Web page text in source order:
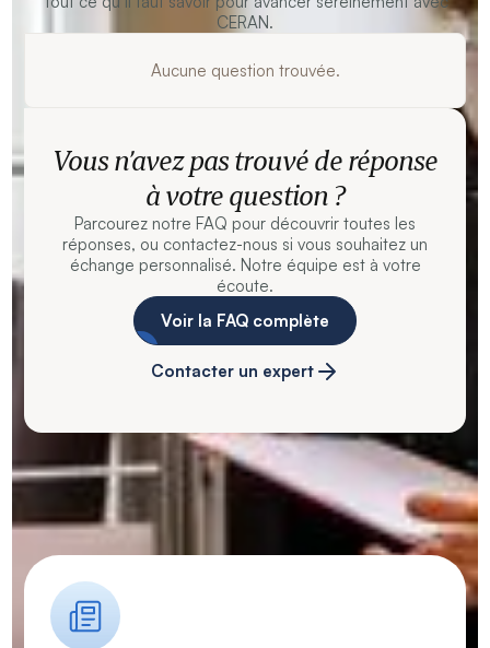
CERAN.
Aucune question trouvée.
Vous n’avez pas trouvé de réponse
à votre question ?
Parcourez notre FAQ pour découvrir toutes les
réponses, ou contactez-nous si vous souhaitez un
échange personnalisé. Notre équipe est à votre
écoute.
Voir la FAQ complète
Contacter un expert